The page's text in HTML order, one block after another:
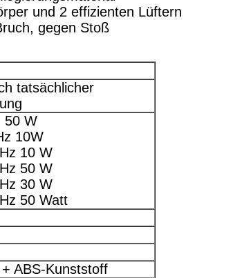
und 2 effizienten Lüftern
gegen Stoß
tatsächlicher
50 W
10W
10 W
50 W
30 W
50 Watt
ABS-Kunststoff